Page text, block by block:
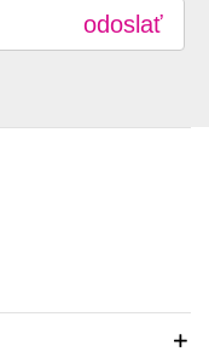
odoslať